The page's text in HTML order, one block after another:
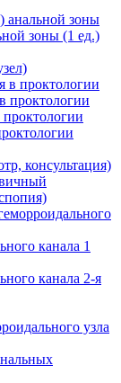
анальной зоны
зоны (1 ед.)
в проктологии
проктологии
проктологии
консультация)
канала 1
канала 2-я
узла